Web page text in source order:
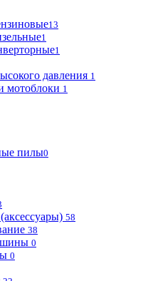
13
1
1
давления 1
мотоблоки 1
пилы0
58
38
0
0